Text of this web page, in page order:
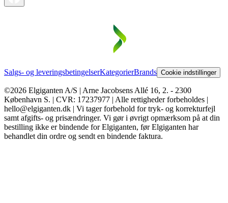
Salgs- og leveringsbetingelserKategorierBrands Cookie indstillinger
©2026 Elgiganten A/S | Arne Jacobsens Allé 16, 2. - 2300
København S. | CVR: 17237977 | Alle rettigheder forbeholdes |
hello@elgiganten.dk | Vi tager forbehold for tryk- og korrekturfejl
samt afgifts- og prisændringer. Vi gør i øvrigt opmærksom på at din
bestilling ikke er bindende for Elgiganten, før Elgiganten har
behandlet din ordre og sendt en bindende faktura.